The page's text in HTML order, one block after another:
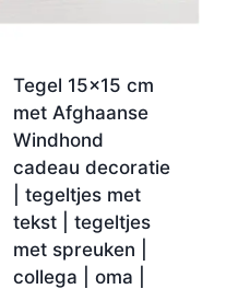
Tegel 15×15 cm
met Afghaanse
Windhond
cadeau decoratie
| tegeltjes met
tekst | tegeltjes
met spreuken |
collega | oma |